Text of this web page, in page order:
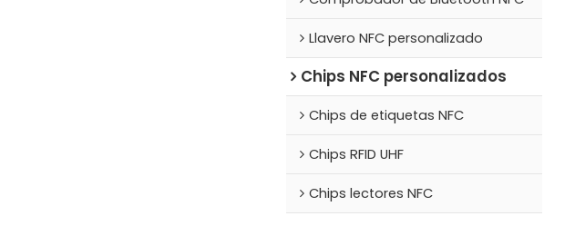
Llavero NFC personalizado
Chips NFC personalizados
Chips de etiquetas NFC
Chips RFID UHF
Chips lectores NFC